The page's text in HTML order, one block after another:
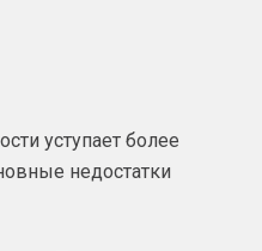
уступает более
недостатки